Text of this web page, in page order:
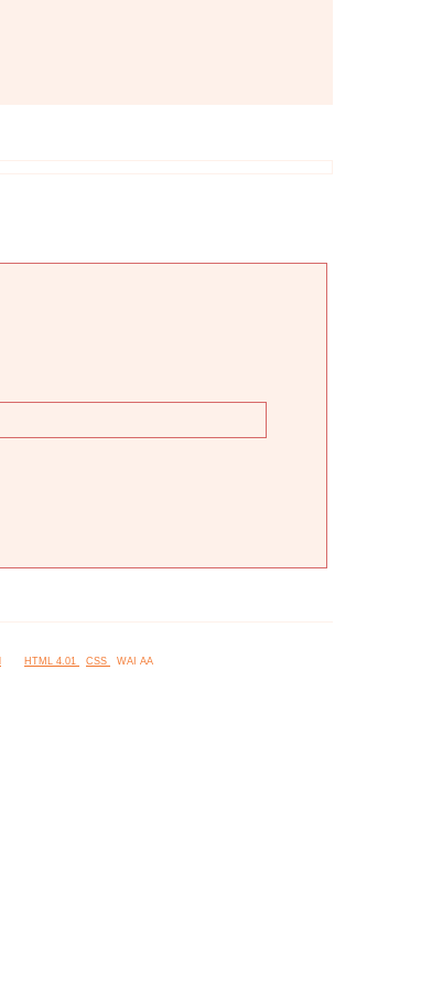
HTML 4.01 CSS WAI AA